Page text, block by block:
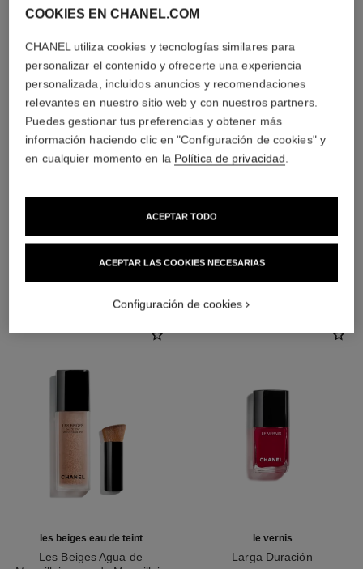
LA COMBINACIÓN PERFECTA
les beiges eau de teint
Les Beiges Agua de
le vernis
Larga Duración
COOKIES EN CHANEL.COM
CHANEL utiliza cookies y tecnologías similares para
personalizar el contenido y ofrecerte una experiencia
personalizada, incluidos anuncios y recomendaciones
relevantes en nuestro sitio web y con nuestros partners.
Puedes gestionar tus preferencias y obtener más
información haciendo clic en "Configuración de cookies" y
en cualquier momento en la Política de privacidad
ACEPTAR LAS COOKIES NECESARIAS
ACEPTAR TODO
Configuración de cookies